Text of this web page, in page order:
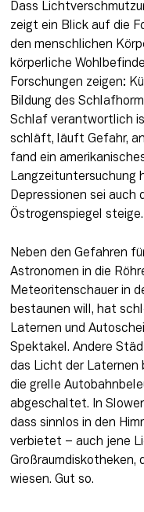
Dass
zeigt ein Blick auf die
den menschlichen
körperliche
Forschungen zeigen:
Bildung des
Schlaf verantwortlich
schläft, läuft Gefahr,
fand ein
Langzeituntersuchung
Depressionen sei auch
Östrogenspiegel steige.
Neben den Gefahren
Astronomen in die
Meteoritenschauer in
bestaunen will, hat
Laternen und
Spektakel. Andere
das Licht der Laternen
die grelle
abgeschaltet. In
dass sinnlos in den
verbietet – auch jene
Großraumdiskotheken,
wiesen. Gut so.